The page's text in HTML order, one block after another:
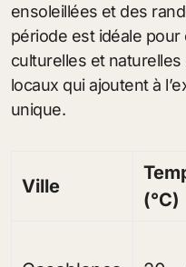
ensoleillées et des
période est idéale
culturelles et
locaux qui ajoutent à
unique.
Ville
(°C)